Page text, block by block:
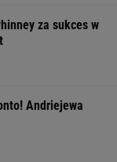
za sukces w
Andriejewa